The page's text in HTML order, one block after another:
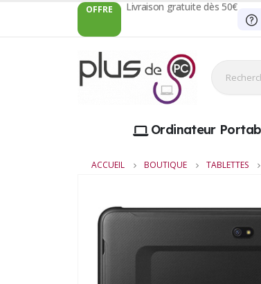
OFFRE Livraison gratuite dès 50€
Ordinateur
ACCUEIL BOUTIQUE TABLETTES